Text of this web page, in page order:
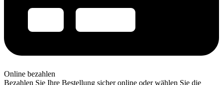
Online bezahlen
Bezahlen Sie Ihre Bestellung sicher online oder wählen Sie die